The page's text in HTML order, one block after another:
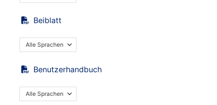
Beiblatt
Alle Sprachen
Benutzerhandbuch
Alle Sprachen